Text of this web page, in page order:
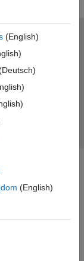
(English)
(English)
シー
ス